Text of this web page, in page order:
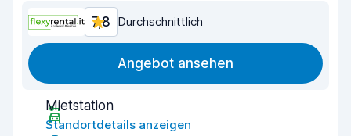
7,8 Durchschnittlich
Angebot ansehen
Mietstation
Standortdetails anzeigen